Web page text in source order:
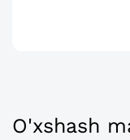
O'xshash